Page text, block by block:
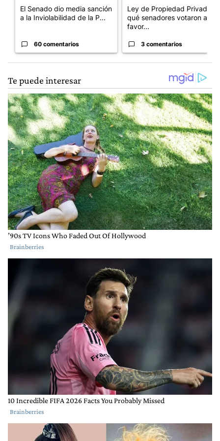
El Senado dio media sanción
a la Inviolabilidad de la P...
60 comentarios
Ley de Propiedad Privada:
qué senadores votaron a
favor...
3 comentarios